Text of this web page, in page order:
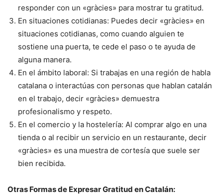
responder con un «gràcies» para mostrar tu gratitud.
En situaciones cotidianas: Puedes decir «gràcies» en
situaciones cotidianas, como cuando alguien te
sostiene una puerta, te cede el paso o te ayuda de
alguna manera.
En el ámbito laboral: Si trabajas en una región de habla
catalana o interactúas con personas que hablan catalán
en el trabajo, decir «gràcies» demuestra
profesionalismo y respeto.
En el comercio y la hostelería: Al comprar algo en una
tienda o al recibir un servicio en un restaurante, decir
«gràcies» es una muestra de cortesía que suele ser
bien recibida.
Otras Formas de Expresar Gratitud en Catalán: